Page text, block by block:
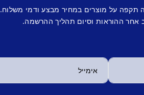
תקפה על מוצרים במחיר מבצע ודמי משלוח.
ההוראות וסיום תהליך ההרשמה.